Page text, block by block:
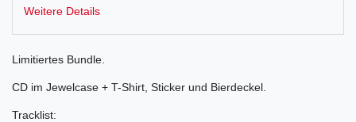
Weitere Details
Limitiertes Bundle.
CD im Jewelcase + T-Shirt, Sticker und Bierdeckel.
Tracklist: